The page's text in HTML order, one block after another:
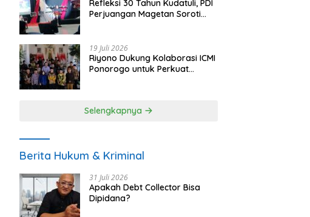
Refleksi 30 Tahun Kudatuli, PDI
Perjuangan Magetan Soroti
19 Juli 2026
Riyono Dukung Kolaborasi ICMI
Ponorogo untuk Perkuat
Selengkapnya
Berita Hukum & Kriminal
31 Juli 2026
Apakah Debt Collector Bisa
Dipidana?